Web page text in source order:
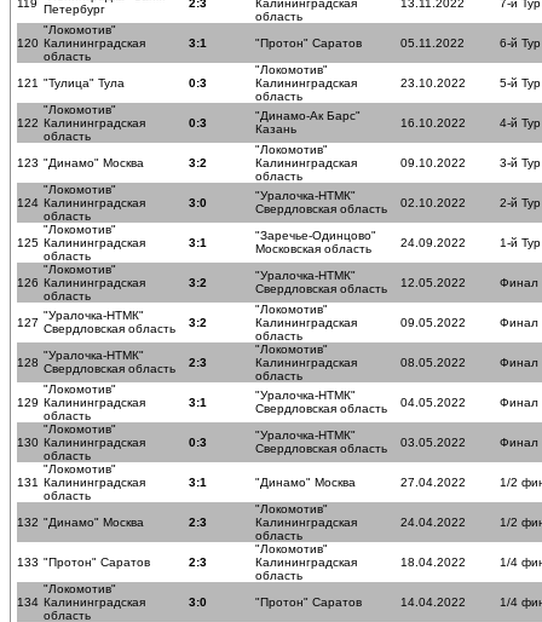
119 Петербург
2:3
Калининградская
область
13.11.2022 7-й Тур
120
"Локомотив"
Калининградская
область
3:1 "Протон" Саратов 05.11.2022 6-й Тур
121 "Тулица" Тула 0:3
"Локомотив"
Калининградская
область
23.10.2022 5-й Тур
122
"Локомотив"
Калининградская
область
0:3
"Динамо-Ак Барс"
Казань
16.10.2022 4-й Тур
123 "Динамо" Москва 3:2
"Локомотив"
Калининградская
область
09.10.2022 3-й Тур
124
"Локомотив"
Калининградская
область
3:0
"Уралочка-НТМК"
Свердловская область
02.10.2022 2-й Тур
125
"Локомотив"
Калининградская
область
3:1
"Заречье-Одинцово"
Московская область
24.09.2022 1-й Тур
126
"Локомотив"
Калининградская
область
3:2
"Уралочка-НТМК"
Свердловская область
12.05.2022 Финал
127
"Уралочка-НТМК"
Свердловская область
3:2
"Локомотив"
Калининградская
область
09.05.2022 Финал
128
"Уралочка-НТМК"
Свердловская область
2:3
"Локомотив"
Калининградская
область
08.05.2022 Финал
129
"Локомотив"
Калининградская
область
3:1
"Уралочка-НТМК"
Свердловская область
04.05.2022 Финал
130
"Локомотив"
Калининградская
область
0:3
"Уралочка-НТМК"
Свердловская область
03.05.2022 Финал
131
"Локомотив"
Калининградская
область
3:1 "Динамо" Москва 27.04.2022 1/2
132 "Динамо" Москва 2:3
"Локомотив"
Калининградская
область
24.04.2022 1/2
133 "Протон" Саратов 2:3
"Локомотив"
Калининградская
область
18.04.2022 1/4
134
"Локомотив"
Калининградская
область
3:0 "Протон" Саратов 14.04.2022 1/4